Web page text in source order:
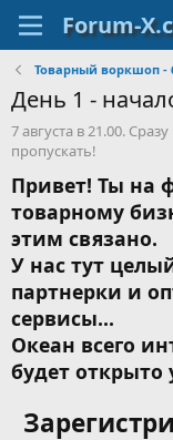
Товарный воркшоп -
День 1 -
7 августа в 21.00.
пропускать!
Привет! Ты на
товарному
этим связано.
У нас тут
партнерки и
сервисы...
Океан всего
будет открыто